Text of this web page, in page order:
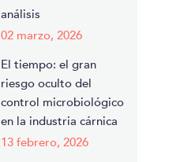
análisis
02 marzo, 2026
El tiempo: el gran
riesgo oculto del
control microbiológico
en la industria cárnica
13 febrero, 2026